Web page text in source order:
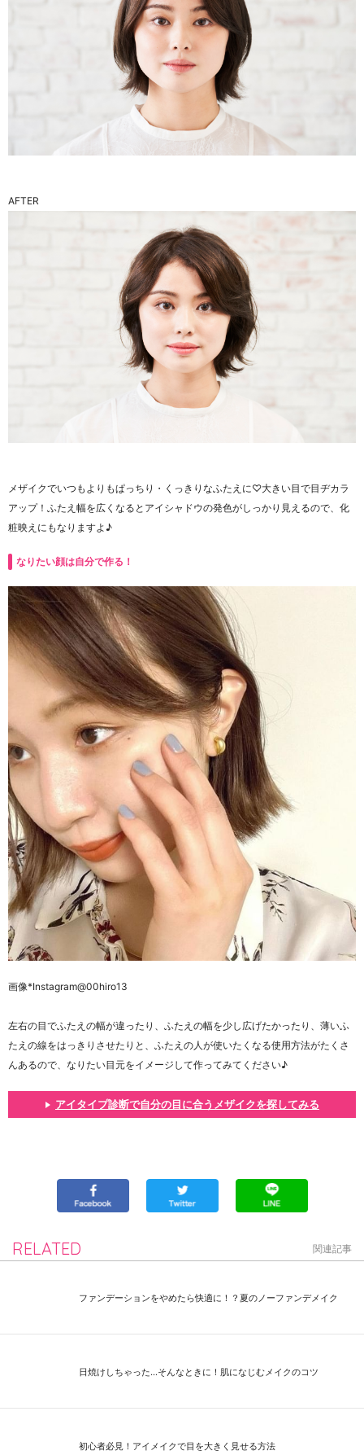
AFTER
メザイクでいつもよりもぱっちり・くっきりなふたえに♡大きい目で目ヂカラ
アップ！ふたえ幅を広くなるとアイシャドウの発色がしっかり見えるので、化
粧映えにもなりますよ♪
なりたい顔は自分で作る！
画像*Instagram@00hiro13
左右の目でふたえの幅が違ったり、ふたえの幅を少し広げたかったり、薄いふ
たえの線をはっきりさせたりと、ふたえの人が使いたくなる使用方法がたくさ
んあるので、なりたい目元をイメージして作ってみてください♪
アイタイプ診断で自分の目に合うメザイクを探してみる
RELATED 関連記事
ファンデーションをやめたら快適に！？夏のノーファンデメイク
日焼けしちゃった...そんなときに！肌になじむメイクのコツ
初心者必見！アイメイクで目を大きく見せる方法